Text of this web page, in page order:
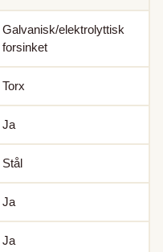
Galvanisk/elektrolyttisk
forsinket
Torx
Ja
Stål
Ja
Ja